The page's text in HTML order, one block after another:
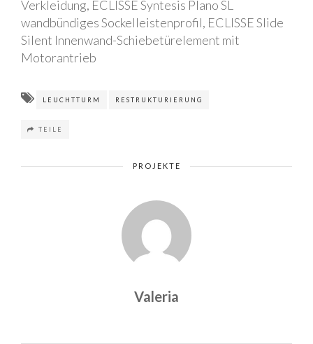
Verkleidung, ECLISSE Syntesis Plano SL
wandbündiges Sockelleistenprofil, ECLISSE Slide
Silent Innenwand-Schiebetürelement mit
Motorantrieb
LEUCHTTURM RESTRUKTURIERUNG
TEILE
PROJEKTE
Valeria